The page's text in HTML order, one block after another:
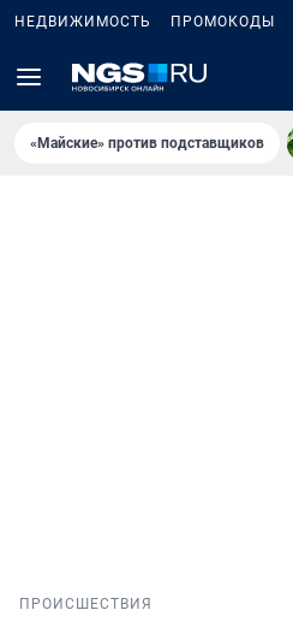
НЕДВИЖИМОСТЬ ПРОМОКОДЫ
«Майские» против подставщиков
ПРОИСШЕСТВИЯ